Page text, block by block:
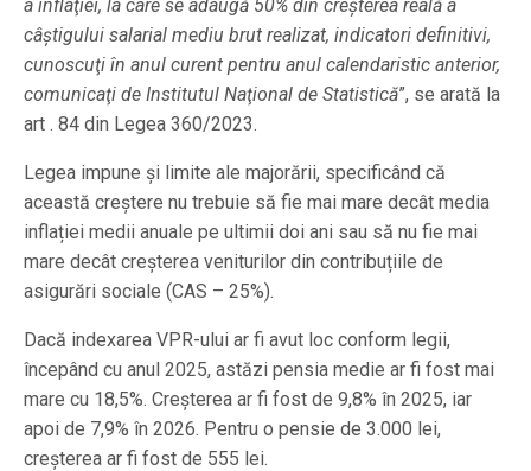
a inflaţiei, la care se adaugă 50% din creşterea reală a
câştigului salarial mediu brut realizat, indicatori definitivi,
cunoscuţi în anul curent pentru anul calendaristic anterior,
comunicaţi de Institutul Naţional de Statistică”, se arată la
art . 84 din Legea 360/2023.
Legea impune și limite ale majorării, specificând că
această creștere nu trebuie să fie mai mare decât media
inflației medii anuale pe ultimii doi ani sau să nu fie mai
mare decât creșterea veniturilor din contribuțiile de
asigurări sociale (CAS – 25%).
Dacă indexarea VPR-ului ar fi avut loc conform legii,
începând cu anul 2025, astăzi pensia medie ar fi fost mai
mare cu 18,5%. Creșterea ar fi fost de 9,8% în 2025, iar
apoi de 7,9% în 2026. Pentru o pensie de 3.000 lei,
creșterea ar fi fost de 555 lei.